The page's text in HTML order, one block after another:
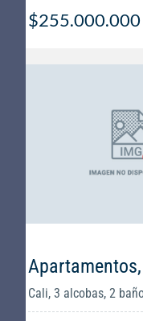
$255.000.000
Cali, 3 alcobas, 2